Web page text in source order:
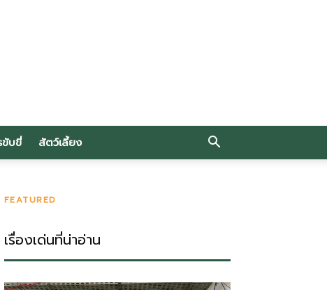
บขี่ สัตว์เลี้ยง
FEATURED
เรื่องเด่นที่น่าอ่าน